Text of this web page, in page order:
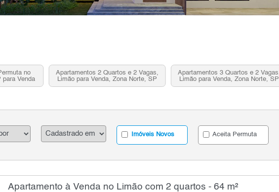
no
para Venda
Apartamentos 2 Quartos e 2 Vagas,
Limão para Venda, Zona Norte, SP
Apartamentos 3 Quartos e 2 Vagas,
Limão para Venda, Zona Norte, SP
Imóveis Novos Aceita Permuta
Apartamento à Venda no Limão com 2 quartos - 64 m²